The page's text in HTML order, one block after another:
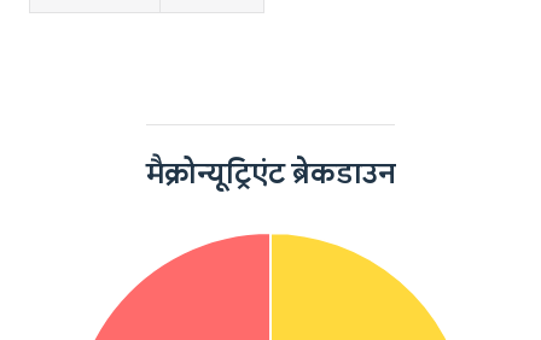
मैक्रोन्यूट्रिएंट ब्रेकडाउन